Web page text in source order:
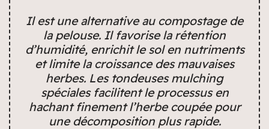
Il est une alternative au compostage de
la pelouse. Il favorise la rétention
d’humidité, enrichit le sol en nutriments
et limite la croissance des mauvaises
herbes. Les tondeuses mulching
spéciales facilitent le processus en
hachant finement l’herbe coupée pour
une décomposition plus rapide.